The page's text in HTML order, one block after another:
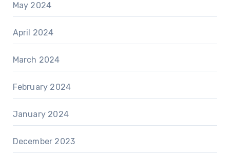
May 2024
April 2024
March 2024
February 2024
January 2024
December 2023